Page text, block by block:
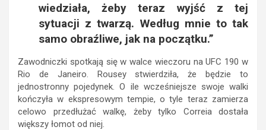
wiedziała, żeby teraz wyjść z tej
sytuacji z twarzą. Według mnie to tak
samo obraźliwe, jak na początku.”
Zawodniczki spotkają się w walce wieczoru na UFC 190 w
Rio de Janeiro. Rousey stwierdziła, że będzie to
jednostronny pojedynek. O ile wcześniejsze swoje walki
kończyła w ekspresowym tempie, o tyle teraz zamierza
celowo przedłużać walkę, żeby tylko Correia dostała
większy łomot od niej.